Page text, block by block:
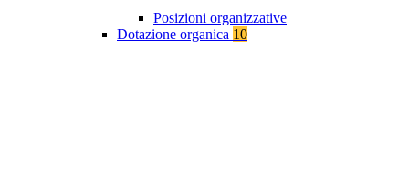
Posizioni organizzative
Dotazione organica 10